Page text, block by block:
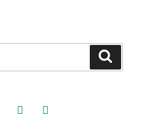
threads goodreads